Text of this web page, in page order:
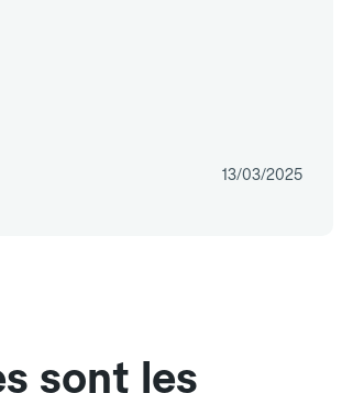
13/03/2025
sont les